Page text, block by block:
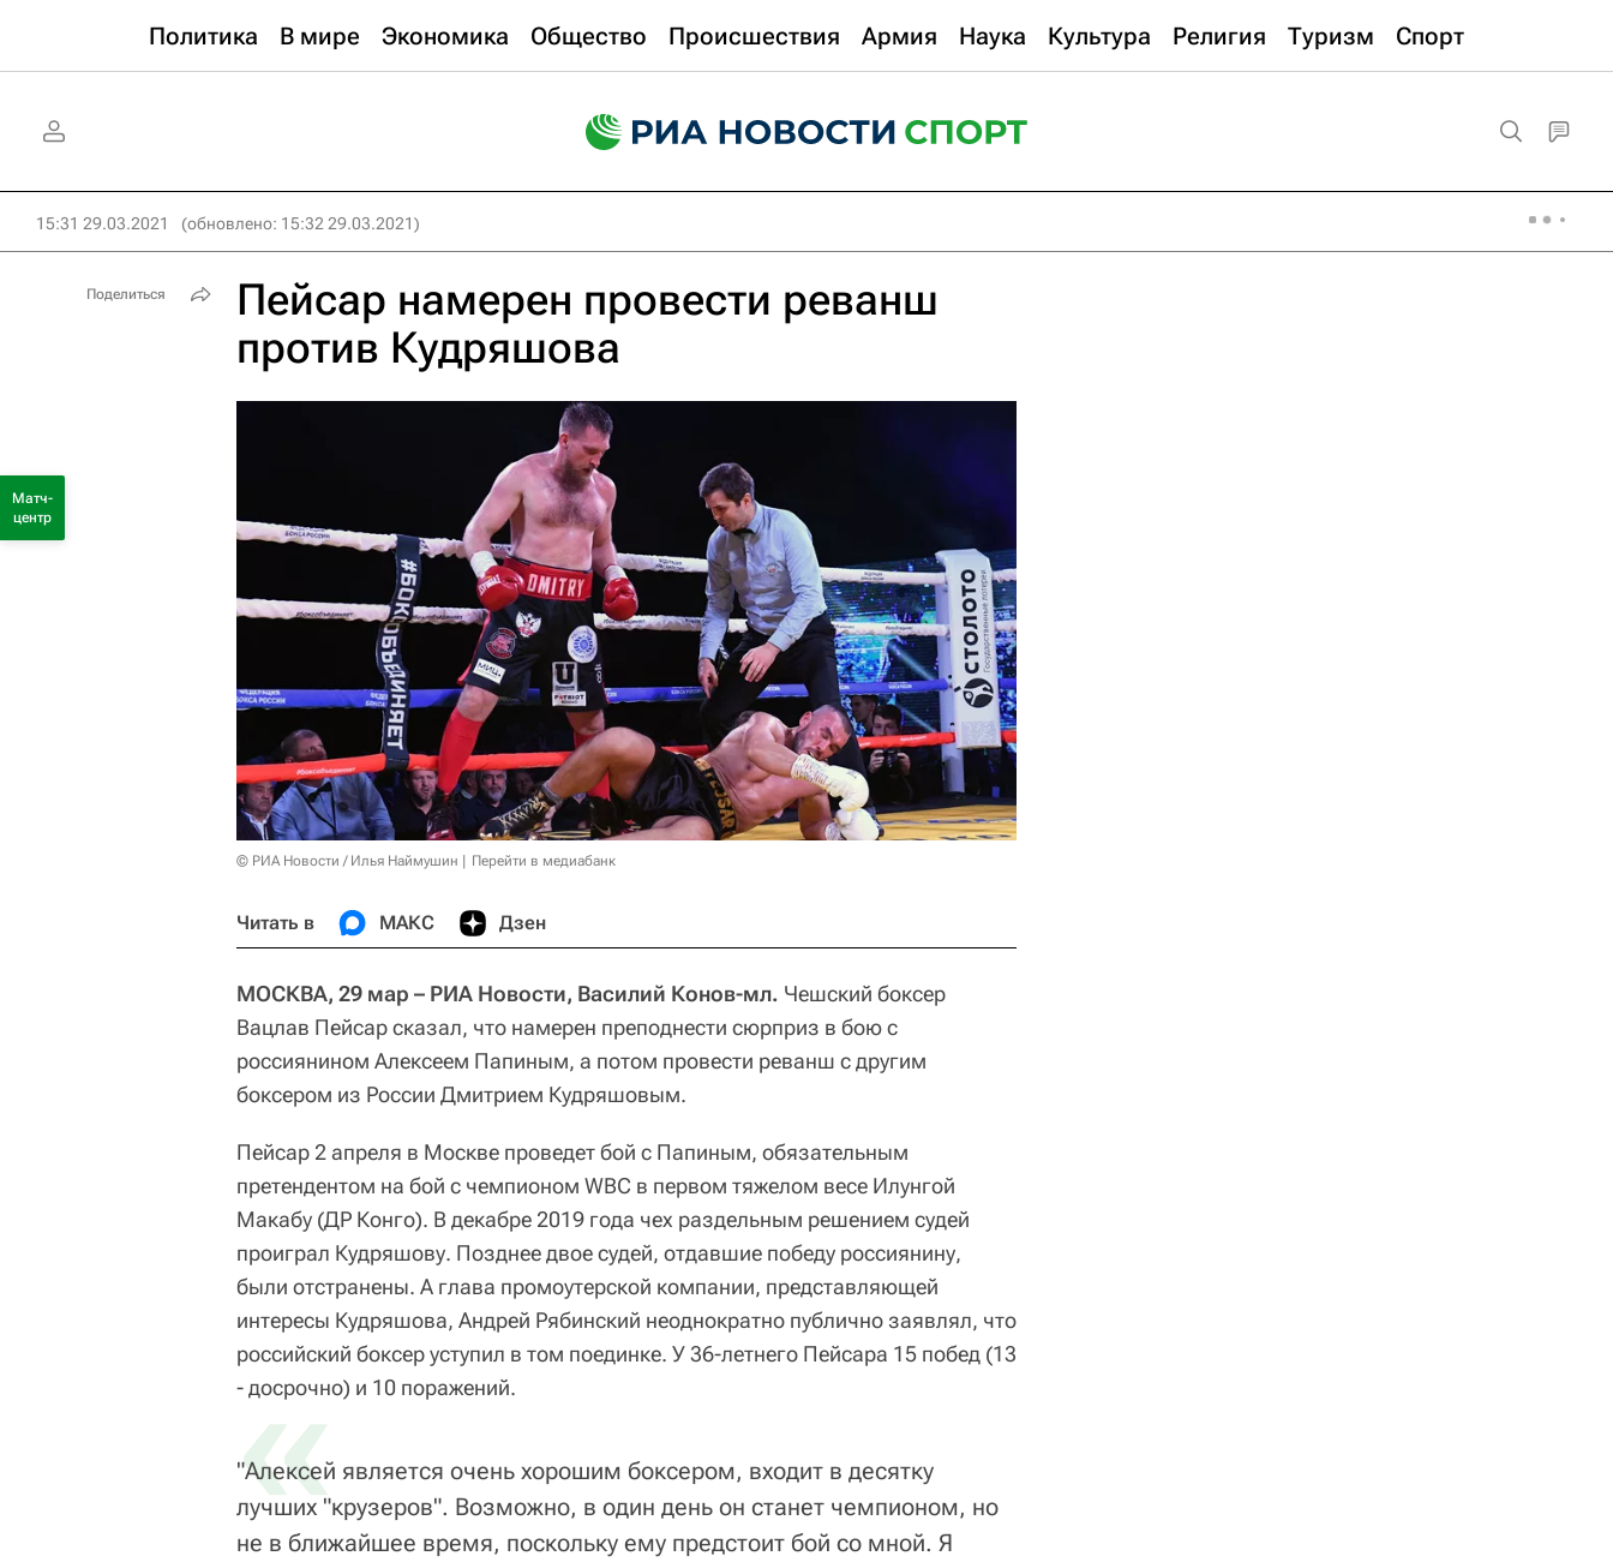
Политика В мире Экономика Общество Происшествия Армия Наука Культура Религия Туризм Спорт
15:31 29.03.2021 (обновлено: 15:32 29.03.2021)
Пейсар намерен провести реванш
против Кудряшова
© РИА Новости / Илья Наймушин Перейти в медиабанк
Читать в МАКС Дзен
МОСКВА, 29 мар – РИА Новости, Василий Конов-мл. Чешский боксер
Вацлав Пейсар сказал, что намерен преподнести сюрприз в бою с
россиянином Алексеем Папиным, а потом провести реванш с другим
боксером из России Дмитрием Кудряшовым.
Пейсар 2 апреля в Москве проведет бой с Папиным, обязательным
претендентом на бой с чемпионом WBC в первом тяжелом весе Илунгой
Макабу (ДР Конго). В декабре 2019 года чех раздельным решением судей
проиграл Кудряшову. Позднее двое судей, отдавшие победу россиянину,
были отстранены. А глава промоутерской компании, представляющей
интересы Кудряшова, Андрей Рябинский неоднократно публично заявлял, что
российский боксер уступил в том поединке. У 36-летнего Пейсара 15 побед (13
- досрочно) и 10 поражений.
«
"Алексей является очень хорошим боксером, входит в десятку
лучших "крузеров". Возможно, в один день он станет чемпионом, но
не в ближайшее время, поскольку ему предстоит бой со мной. Я
Поделиться
Матч-
центр